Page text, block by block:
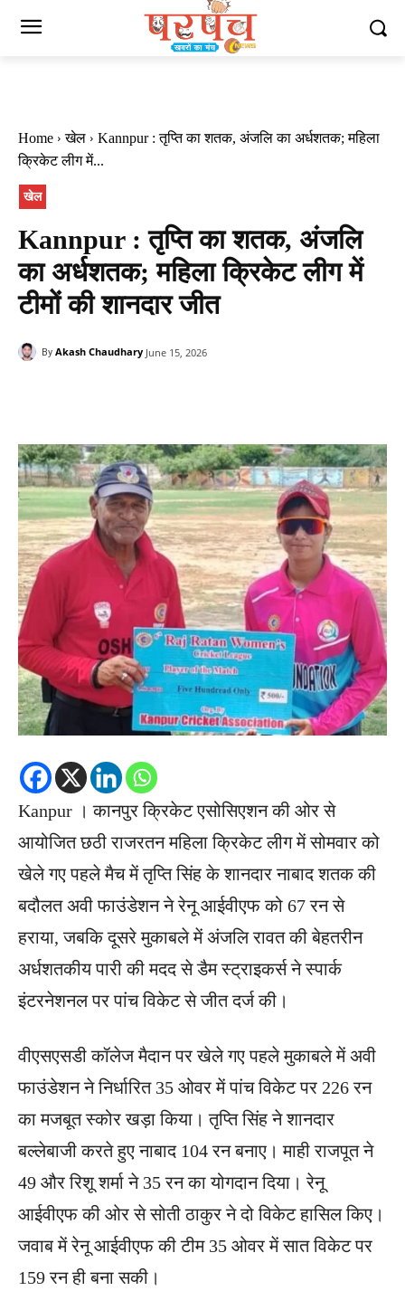
Home खेल
Kannpur : तृप्ति का शतक, अंजलि का अर्धशतक; महिला
क्रिकेट लीग में...
खेल
Kannpur : तृप्ति का शतक, अंजलि
का अर्धशतक; महिला क्रिकेट लीग में
टीमों की शानदार जीत
By Akash Chaudhary June 15, 2026
Kanpur । कानपुर क्रिकेट एसोसिएशन की ओर से
आयोजित छठी राजरतन महिला क्रिकेट लीग में सोमवार को
खेले गए पहले मैच में तृप्ति सिंह के शानदार नाबाद शतक की
बदौलत अवी फाउंडेशन ने रेनू आईवीएफ को 67 रन से
हराया, जबकि दूसरे मुकाबले में अंजलि रावत की बेहतरीन
अर्धशतकीय पारी की मदद से डैम स्ट्राइकर्स ने स्पार्क
इंटरनेशनल पर पांच विकेट से जीत दर्ज की।
वीएसएसडी कॉलेज मैदान पर खेले गए पहले मुकाबले में अवी
फाउंडेशन ने निर्धारित 35 ओवर में पांच विकेट पर 226 रन
का मजबूत स्कोर खड़ा किया। तृप्ति सिंह ने शानदार
बल्लेबाजी करते हुए नाबाद 104 रन बनाए। माही राजपूत ने
49 और रिशू शर्मा ने 35 रन का योगदान दिया। रेनू
आईवीएफ की ओर से सोती ठाकुर ने दो विकेट हासिल किए।
जवाब में रेनू आईवीएफ की टीम 35 ओवर में सात विकेट पर
159 रन ही बना सकी।